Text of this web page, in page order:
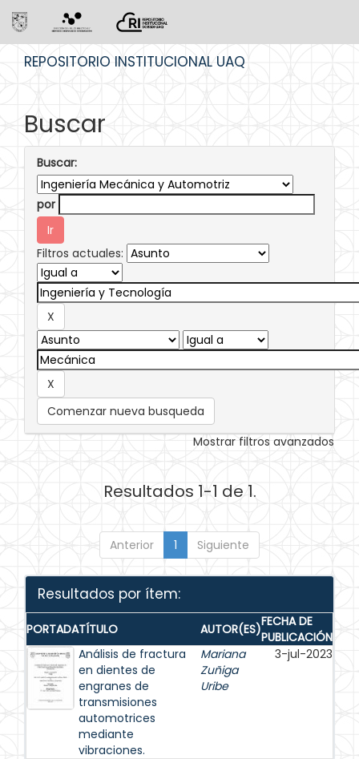
REPOSITORIO INSTITUCIONAL UAQ
Buscar
Buscar:
por
Filtros actuales:
Comenzar nueva busqueda
Mostrar filtros avanzados
Resultados 1-1 de 1.
Anterior 1 Siguiente
Resultados por ítem:
PORTADATÍTULO AUTOR(ES)FECHA DE
PUBLICACIÓN
Análisis de fractura
en dientes de
engranes de
transmisiones
automotrices
mediante
vibraciones.
Mariana
Zuñiga
Uribe
3-jul-2023